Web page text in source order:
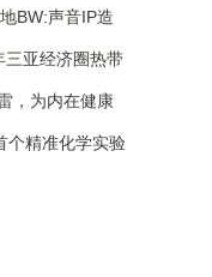
BW:声音IP造
三亚经济圈热带
，为内在健康
个精准化学实验